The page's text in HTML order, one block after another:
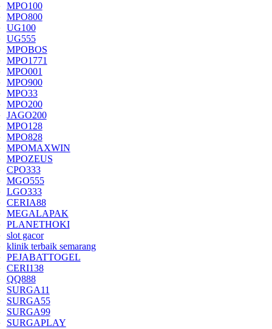
MPO100
MPO800
UG100
UG555
MPOBOS
MPO1771
MPO001
MPO900
MPO33
MPO200
JAGO200
MPO128
MPO828
MPOMAXWIN
MPOZEUS
CPO333
MGO555
LGO333
CERIA88
MEGALAPAK
PLANETHOKI
slot gacor
klinik terbaik semarang
PEJABATTOGEL
CERI138
QQ888
SURGA11
SURGA55
SURGA99
SURGAPLAY